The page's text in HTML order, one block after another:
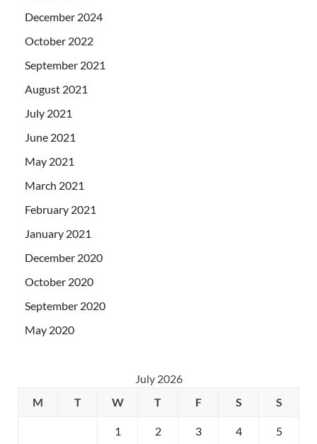
December 2024
October 2022
September 2021
August 2021
July 2021
June 2021
May 2021
March 2021
February 2021
January 2021
December 2020
October 2020
September 2020
May 2020
July 2026
M
T W T F S S
1 2 3 4 5